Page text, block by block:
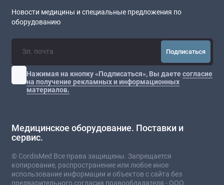
Новости медицины и специальные предложения по
оборудованию
Подписаться
Нажимая на кнопку «Подписаться», Вы даетесогласие
на получение рекламных и информационных
материалов.
Медицинское оборудование. Поставки и
сервис.
© CordisMed Все права защищены. Запрещается
копирование, распространение или любое иное
использование информации и объектов с сайта без
предварительного согласия правообладателя - ООО